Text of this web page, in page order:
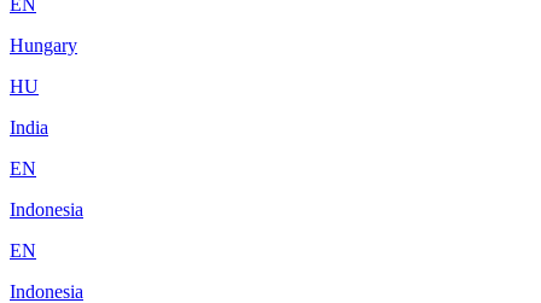
Hungary
HU
India
EN
Indonesia
EN
Indonesia